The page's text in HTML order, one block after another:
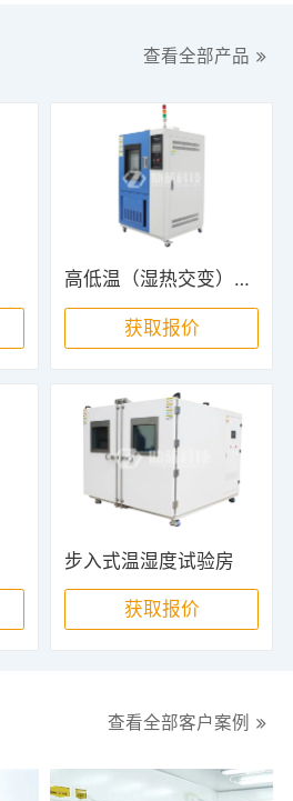
查看全部产品
高低温（湿热交变）试验箱
获取报价
步入式温湿度试验房
获取报价
查看全部客户案例